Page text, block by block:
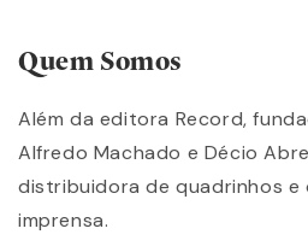
Quem Somos
Além da editora Record,
Alfredo Machado e Décio
distribuidora de quadrinhos e
imprensa.